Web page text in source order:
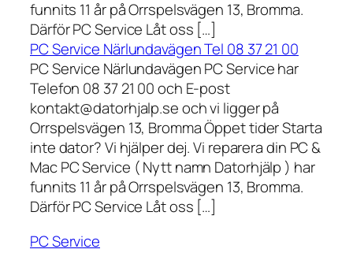
funnits 11 år på Orrspelsvägen 13, Bromma.
Därför PC Service Låt oss […]
PC Service Närlundavägen Tel 08 37 21 00
PC Service Närlundavägen PC Service har
Telefon 08 37 21 00 och E-post
kontakt@datorhjalp.se och vi ligger på
Orrspelsvägen 13, Bromma Öppet tider Starta
inte dator? Vi hjälper dej. Vi reparera din PC &
Mac PC Service ( Nytt namn Datorhjälp ) har
funnits 11 år på Orrspelsvägen 13, Bromma.
Därför PC Service Låt oss […]
PC Service